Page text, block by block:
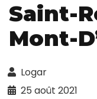
Saint-
Mont-
Logar
25 août 2021